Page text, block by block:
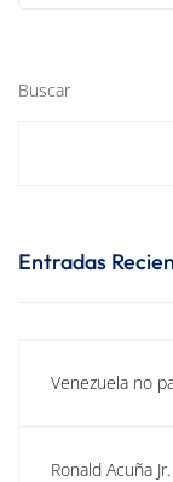
Buscar
Entradas
Venezuela no
Ronald Acuña